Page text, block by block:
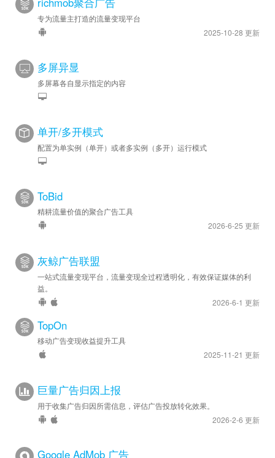
专为流量主打造的流量变现平台
2025-10-28 更新
多屏异显
多屏幕各自显示指定的内容
单开/多开模式
配置为单实例（单开）或者多实例（多开）运行模式
ToBid
精耕流量价值的聚合广告工具
2026-6-25 更新
灰鲸广告联盟
一站式流量变现平台，流量变现全过程透明化，有效保证媒体的利
益。
2026-6-1 更新
TopOn
移动广告变现收益提升工具
2025-11-21 更新
巨量广告归因上报
用于收集广告归因所需信息，评估广告投放转化效果。
2026-2-6 更新
Google AdMob 广告